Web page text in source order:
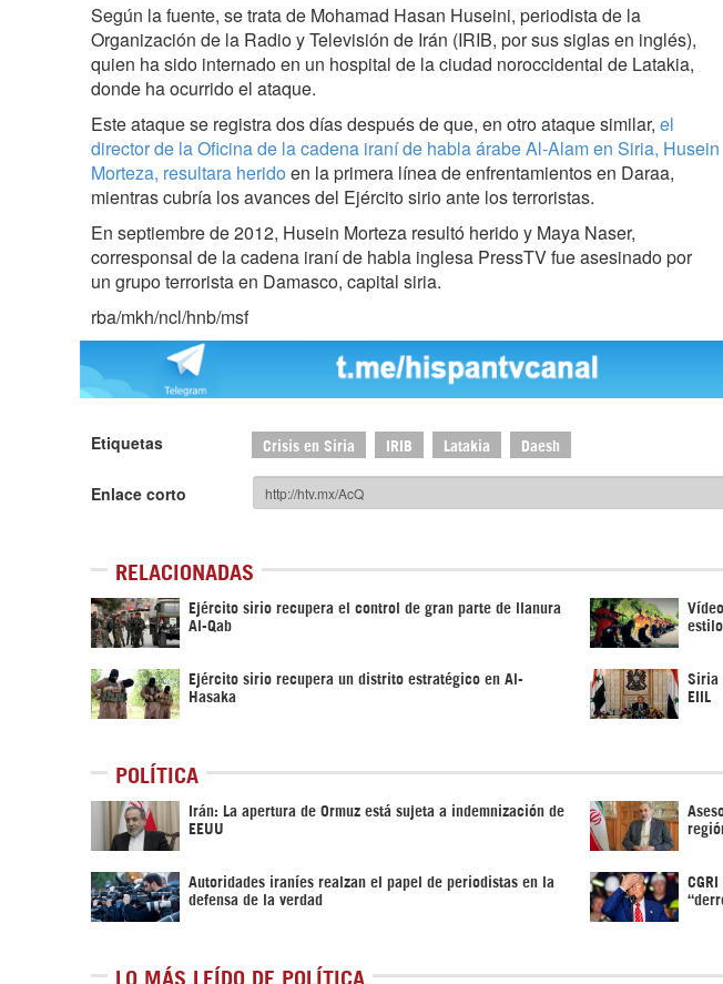
Según la fuente, se trata de Mohamad Hasan Huseini, periodista de la
Organización de la Radio y Televisión de Irán (IRIB, por sus siglas en inglés),
quien ha sido internado en un hospital de la ciudad noroccidental de Latakia,
donde ha ocurrido el ataque.
Este ataque se registra dos días después de que, en otro ataque similar, el
director de la Oficina de la cadena iraní de habla árabe Al-Alam en Siria, Husein
Morteza, resultara herido en la primera línea de enfrentamientos en Daraa,
mientras cubría los avances del Ejército sirio ante los terroristas.
En septiembre de 2012, Husein Morteza resultó herido y Maya Naser,
corresponsal de la cadena iraní de habla inglesa PressTV fue asesinado por
un grupo terrorista en Damasco, capital siria.
rba/mkh/ncl/hnb/msf
Etiquetas Crisis en Siria IRIB Latakia Daesh
Enlace corto
RELACIONADAS
Ejército sirio recupera el control de gran parte de llanura
Al-Qab estilo
Ejército sirio recupera un distrito estratégico en Al-
Hasaka
Siria
EIIL
POLÍTICA
Irán: La apertura de Ormuz está sujeta a indemnización de
EEUU
Autoridades iraníes realzan el papel de periodistas en la
defensa de la verdad
LO MÁS LEÍDO DE POLÍTICA